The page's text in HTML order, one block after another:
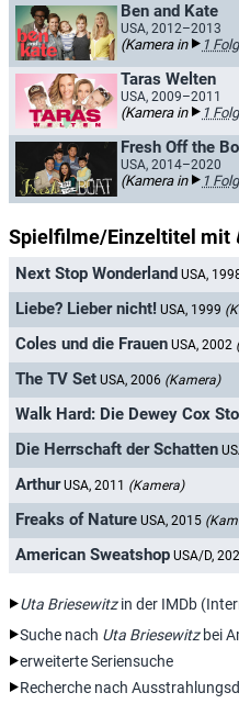
Ben and Kate
USA, 2012–2013
(Kamera in 1
Taras Welten
USA, 2009–2011
(Kamera in 1
Fresh Off the
USA, 2014–2020
(Kamera in 1
Spielfilme/Einzeltitel mit
Next Stop Wonderland USA,
Liebe? Lieber nicht! USA, 1999
Coles und die Frauen USA, 2002
The TV Set USA, 2006 (Kamera)
Walk Hard: Die Dewey Cox
Die Herrschaft der Schatten
Arthur USA, 2011 (Kamera)
Freaks of Nature USA, 2015
American Sweatshop USA/D,
Uta Briesewitzin der IMDb
Suche nach Uta Briesewitzbei
erweiterte Seriensuche
Recherche nach